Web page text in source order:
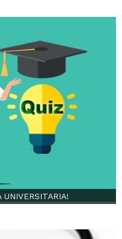
UNIVERSITARIA!